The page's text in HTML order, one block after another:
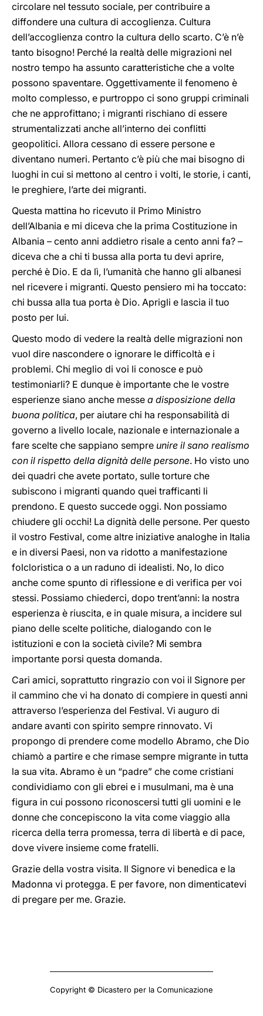
circolare nel tessuto sociale, per contribuire a
diffondere una cultura di accoglienza. Cultura
dell’accoglienza contro la cultura dello scarto. C’è n’è
tanto bisogno! Perché la realtà delle migrazioni nel
nostro tempo ha assunto caratteristiche che a volte
possono spaventare. Oggettivamente il fenomeno è
molto complesso, e purtroppo ci sono gruppi criminali
che ne approfittano; i migranti rischiano di essere
strumentalizzati anche all’interno dei conflitti
geopolitici. Allora cessano di essere persone e
diventano numeri. Pertanto c’è più che mai bisogno di
luoghi in cui si mettono al centro i volti, le storie, i canti,
le preghiere, l’arte dei migranti.
Questa mattina ho ricevuto il Primo Ministro
dell’Albania e mi diceva che la prima Costituzione in
Albania – cento anni addietro risale a cento anni fa? –
diceva che a chi ti bussa alla porta tu devi aprire,
perché è Dio. E da lì, l’umanità che hanno gli albanesi
nel ricevere i migranti. Questo pensiero mi ha toccato:
chi bussa alla tua porta è Dio. Aprigli e lascia il tuo
posto per lui.
Questo modo di vedere la realtà delle migrazioni non
vuol dire nascondere o ignorare le difficoltà e i
problemi. Chi meglio di voi li conosce e può
testimoniarli? E dunque è importante che le vostre
esperienze siano anche messe a disposizione della
buona politica, per aiutare chi ha responsabilità di
governo a livello locale, nazionale e internazionale a
fare scelte che sappiano sempre unire il sano realismo
con il rispetto della dignità delle persone. Ho visto uno
dei quadri che avete portato, sulle torture che
subiscono i migranti quando quei trafficanti li
prendono. E questo succede oggi. Non possiamo
chiudere gli occhi! La dignità delle persone. Per questo
il vostro Festival, come altre iniziative analoghe in Italia
e in diversi Paesi, non va ridotto a manifestazione
folcloristica o a un raduno di idealisti. No, lo dico
anche come spunto di riflessione e di verifica per voi
stessi. Possiamo chiederci, dopo trent’anni: la nostra
esperienza è riuscita, e in quale misura, a incidere sul
piano delle scelte politiche, dialogando con le
istituzioni e con la società civile? Mi sembra
importante porsi questa domanda.
Cari amici, soprattutto ringrazio con voi il Signore per
il cammino che vi ha donato di compiere in questi anni
attraverso l’esperienza del Festival. Vi auguro di
andare avanti con spirito sempre rinnovato. Vi
propongo di prendere come modello Abramo, che Dio
chiamò a partire e che rimase sempre migrante in tutta
la sua vita. Abramo è un “padre” che come cristiani
condividiamo con gli ebrei e i musulmani, ma è una
figura in cui possono riconoscersi tutti gli uomini e le
donne che concepiscono la vita come viaggio alla
ricerca della terra promessa, terra di libertà e di pace,
dove vivere insieme come fratelli.
Grazie della vostra visita. Il Signore vi benedica e la
Madonna vi protegga. E per favore, non dimenticatevi
di pregare per me. Grazie.
Copyright © Dicastero per la Comunicazione